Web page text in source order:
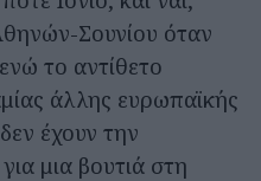
Σουνίου όταν
το αντίθετο
άλλης ευρωπαϊκής
έχουν την
μια βουτιά στη